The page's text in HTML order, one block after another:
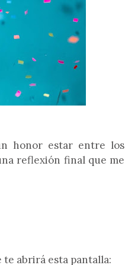
honor estar entre los
reflexión final que me
te abrirá esta pantalla: